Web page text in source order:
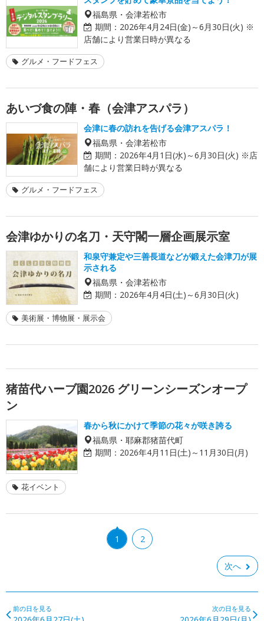
福島県・会津若松市
期間： 2026年4月24日(金)～6月30日(火) ※
店舗により営業日時が異なる
グルメ・フードフェス
あいづ食の陣・春（会津アスパラ）
会津に春の訪れを告げる会津アスパラ！
福島県・会津若松市
期間： 2026年4月1日(水)～6月30日(火) ※店
舗により営業日時が異なる
グルメ・フードフェス
会津ゆかりの名刀・天守閣一層企画展示室
和泉守兼定や三善長道などが鍛えた会津刀が展
示される
福島県・会津若松市
期間： 2026年4月4日(土)～6月30日(火)
美術展・博物展・展示会
猪苗代ハーブ園2026 グリーンシーズンオープ
ン
春から秋にかけて季節の花々が咲き誇る
福島県・耶麻郡猪苗代町
期間： 2026年4月11日(土)～11月30日(月)
花イベント
1 2
次へ
前の日を見る 次の日を見る